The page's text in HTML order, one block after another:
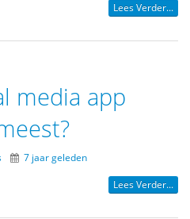
Lees Verder...
media app
7 jaar geleden
Lees Verder...